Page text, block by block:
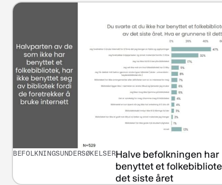
BEFOLKNINGSUNDERSØKELSERHalve befolkningen har
benyttet et
det siste året